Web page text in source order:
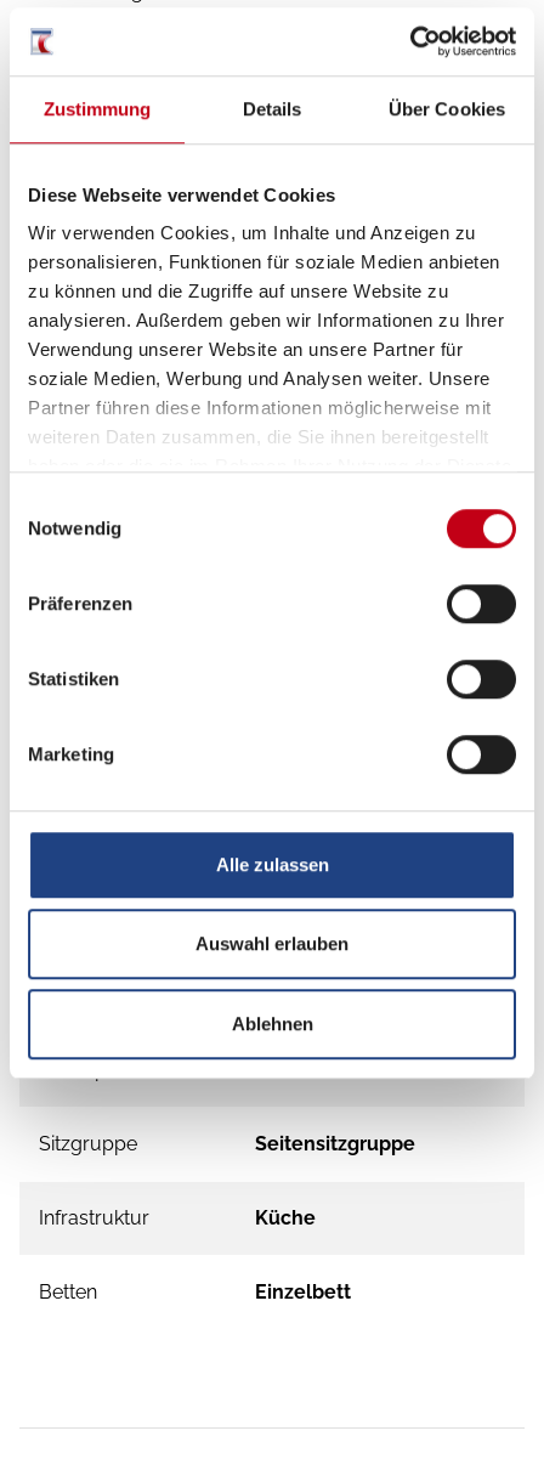
Zustimmung Details Über Cookies
Diese Webseite verwendet Cookies
Wir verwenden Cookies, um Inhalte und Anzeigen zu
personalisieren, Funktionen für soziale Medien anbieten
zu können und die Zugriffe auf unsere Website zu
analysieren. Außerdem geben wir Informationen zu Ihrer
Verwendung unserer Website an unsere Partner für
soziale Medien, Werbung und Analysen weiter. Unsere
Partner führen diese Informationen möglicherweise mit
weiteren Daten zusammen, die Sie ihnen bereitgestellt
Notwendig
Präferenzen
Statistiken
Marketing
Alle zulassen
Auswahl erlauben
Ablehnen
Klimaanlage
TV
Navigationssystem
DAB Radio
Rückfahrkamera
Elektro
Solaranlage
Grundrissbeschreibung
Einzelbett ab 2 Schlafplätze
Sitzgruppe Seitensitzgruppe
Infrastruktur Küche
Betten Einzelbett